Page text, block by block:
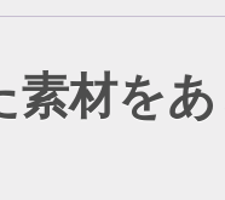
素材を